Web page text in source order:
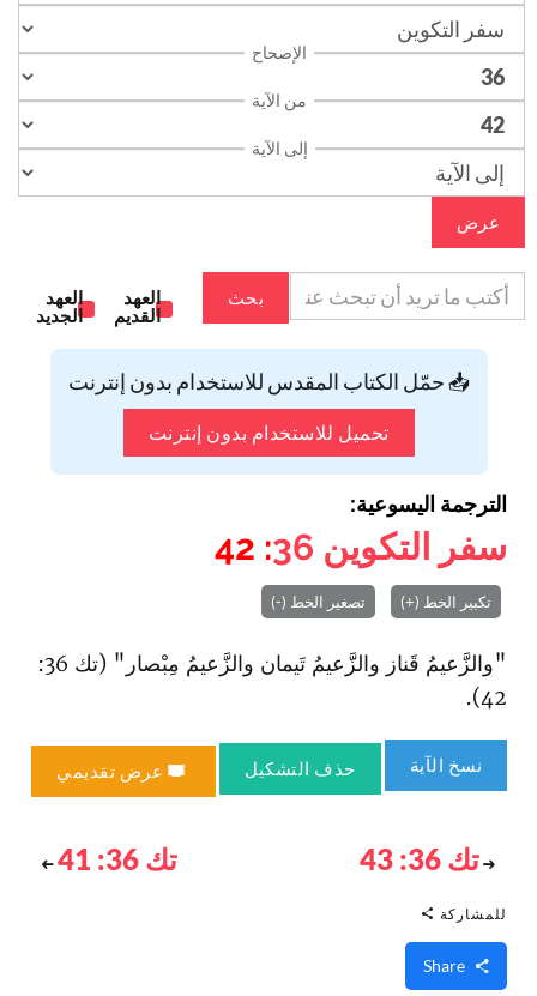
الإصحاح
من الآية
إلى الآية
عرض
بحث
العهد
القديم
العهد
الجديد
📥 حمّل الكتاب المقدس للاستخدام بدون إنترنت
تحميل للاستخدام بدون إنترنت
الترجمة اليسوعية:
سفر التكوين 36
: 42
تكبير الخط (+) تصغير الخط (-)
"والزَّعيمُ قَناز والزَّعيمُ تَيمان والزَّعيمُ مِبْصار" (تك 36:
42).
نسخ الآية حذف التشكيل عرض تقديمي
تك 36: 43 تك 36: 41
للمشاركة